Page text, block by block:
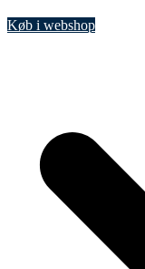
Køb i webshop